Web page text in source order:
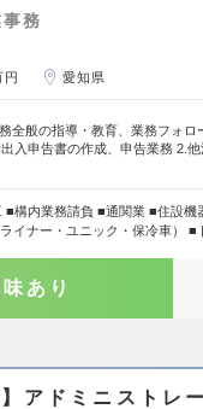
務
円 愛知県
全般の指導・教育、業務フォロ
入申告書の作成、申告業務 2.他
■構内業務請負 ■通関業 ■住設機
イナー・ユニック・保冷車） ■
あり
】アドミニストレ